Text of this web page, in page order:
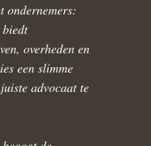
ondernemers:
biedt
overheden en
een slimme
advocaat te